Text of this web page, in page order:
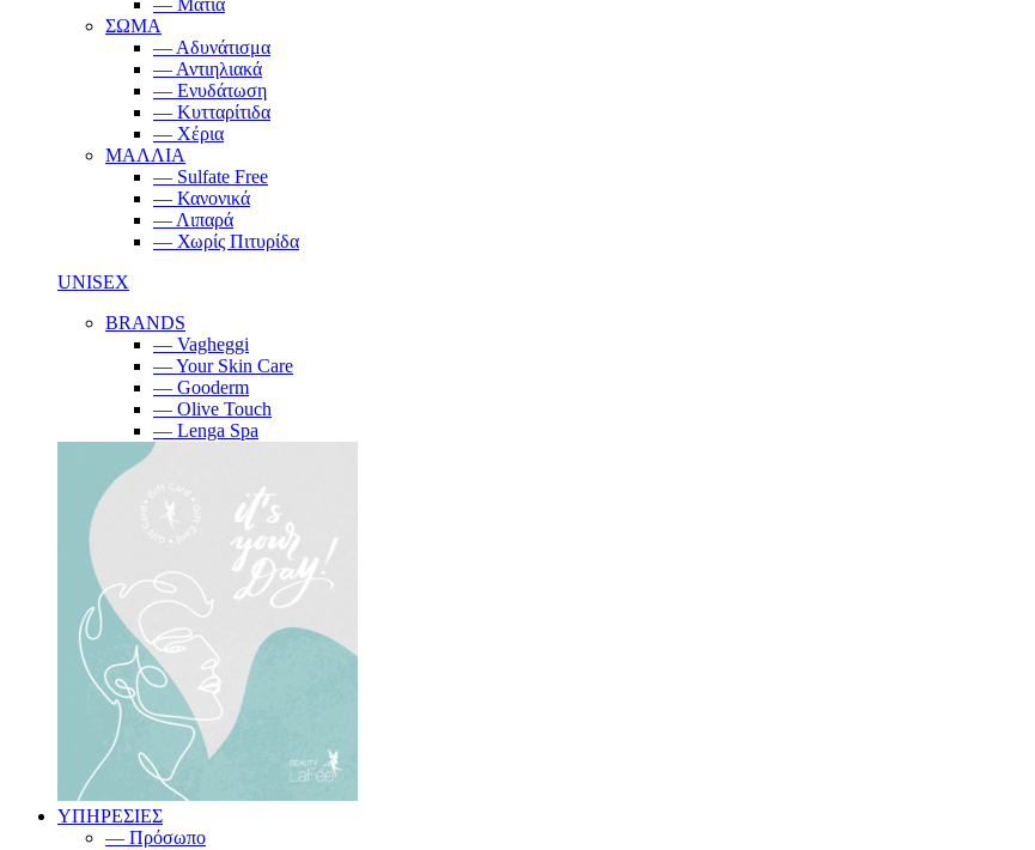
— Μάτια
ΣΩΜΑ
— Αδυνάτισμα
— Αντιηλιακά
— Ενυδάτωση
— Κυτταρίτιδα
— Χέρια
ΜΑΛΛΙΑ
— Sulfate Free
— Κανονικά
— Λιπαρά
— Χωρίς Πιτυρίδα
UNISEX
BRANDS
— Vagheggi
— Your Skin Care
— Gooderm
— Olive Touch
— Lenga Spa
ΥΠΗΡΕΣΙΕΣ
— Πρόσωπο